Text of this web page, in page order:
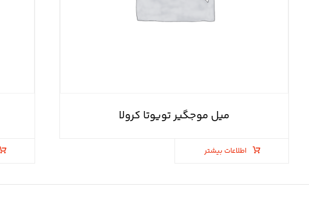
میل موجگیر تویوتا کرولا
اطلاعات بیشتر